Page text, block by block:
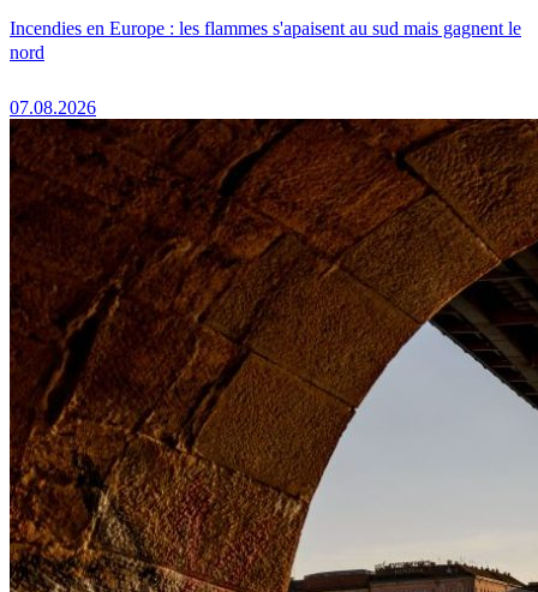
Incendies en Europe : les flammes s'apaisent au sud mais gagnent le
nord
07.08.2026